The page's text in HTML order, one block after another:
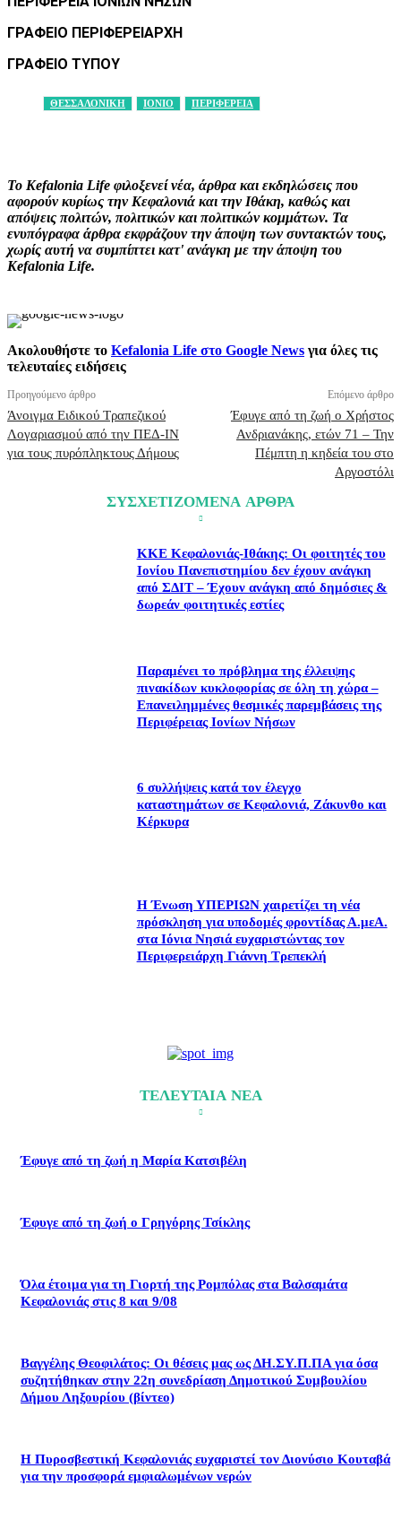
ΓΡΑΦΕΙΟ ΠΕΡΙΦΕΡΕΙΑΡΧΗ
ΓΡΑΦΕΙΟ ΤΥΠΟΥ
ΘΕΣΣΑΛΟΝΙΚΗ ΙΟΝΙΟ ΠΕΡΙΦΕΡΕΙΑ
Το Kefalonia Life φιλοξενεί νέα, άρθρα και εκδηλώσεις που
αφορούν κυρίως την Κεφαλονιά και την Ιθάκη, καθώς και
απόψεις πολιτών, πολιτικών και πολιτικών κομμάτων. Τα
ενυπόγραφα άρθρα εκφράζουν την άποψη των συντακτών τους,
χωρίς αυτή να συμπίπτει κατ' ανάγκη με την άποψη του
Kefalonia Life.
Ακολουθήστε το Kefalonia Life στο Google News για όλες τις
τελευταίες ειδήσεις
Προηγούμενο άρθρο
Άνοιγμα Ειδικού Τραπεζικού
Λογαριασμού από την ΠΕΔ-ΙΝ
για τους πυρόπληκτους Δήμους
Επόμενο άρθρο
Έφυγε από τη ζωή ο Χρήστος
Ανδριανάκης, ετών 71 – Την
Πέμπτη η κηδεία του στο
Αργοστόλι
ΣΥΣΧΕΤΙΖΟΜΕΝΑ ΑΡΘΡΑ
ΚΚΕ Κεφαλονιάς-Ιθάκης: Οι φοιτητές του
Ιονίου Πανεπιστημίου δεν έχουν ανάγκη
από ΣΔΙΤ – Έχουν ανάγκη από δημόσιες &
δωρεάν φοιτητικές εστίες
Παραμένει το πρόβλημα της έλλειψης
πινακίδων κυκλοφορίας σε όλη τη χώρα –
Επανειλημμένες θεσμικές παρεμβάσεις της
Περιφέρειας Ιονίων Νήσων
6 συλλήψεις κατά τον έλεγχο
καταστημάτων σε Κεφαλονιά, Ζάκυνθο και
Κέρκυρα
Η Ένωση ΥΠΕΡΙΩΝ χαιρετίζει τη νέα
πρόσκληση για υποδομές φροντίδας Α.μεΑ.
στα Ιόνια Νησιά ευχαριστώντας τον
Περιφερειάρχη Γιάννη Τρεπεκλή
ΤΕΛΕΥΤΑΙΑ ΝΕΑ
Έφυγε από τη ζωή η Μαρία Κατσιβέλη
Έφυγε από τη ζωή ο Γρηγόρης Τσίκλης
Όλα έτοιμα για τη Γιορτή της Ρομπόλας στα Βαλσαμάτα
Κεφαλονιάς στις 8 και 9/08
Βαγγέλης Θεοφιλάτος: Οι θέσεις μας ως ΔΗ.ΣΥ.Π.ΠΑ για όσα
συζητήθηκαν στην 22η συνεδρίαση Δημοτικού Συμβουλίου
Δήμου Ληξουρίου (βίντεο)
Η Πυροσβεστική Κεφαλονιάς ευχαριστεί τον Διονύσιο Κουταβά
για την προσφορά εμφιαλωμένων νερών